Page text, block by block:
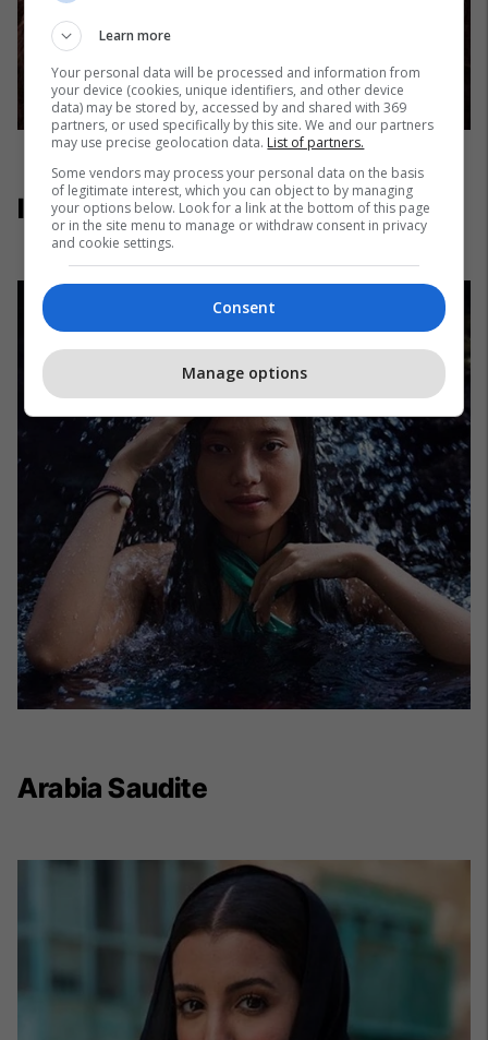
Indonezi
Arabia Saudite
Learn more
Your personal data will be processed and information from
your device (cookies, unique identifiers, and other device
data) may be stored by, accessed by and shared with 369
partners, or used specifically by this site. We and our partners
may use precise geolocation data. List of partners.
Some vendors may process your personal data on the basis
of legitimate interest, which you can object to by managing
your options below. Look for a link at the bottom of this page
or in the site menu to manage or withdraw consent in privacy
and cookie settings.
Consent
Manage options